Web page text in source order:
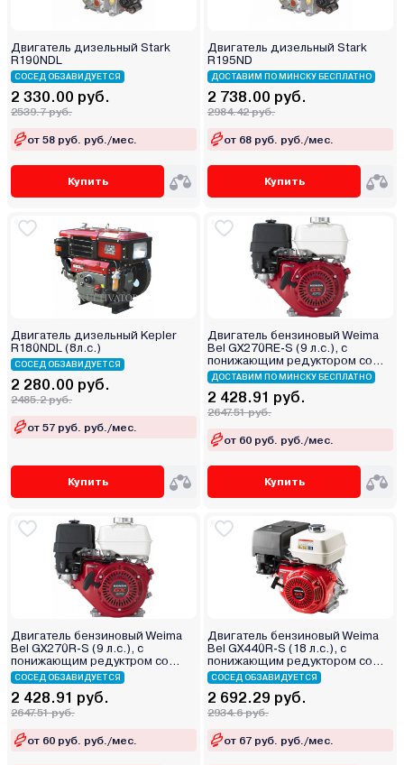
Двигатель дизельный Stark
R190NDL
СОСЕД ОБЗАВИДУЕТСЯ
2 330.00 руб.
2539.7 руб.
от 58 руб. руб./мес.
Купить
Двигатель дизельный Stark
R195ND
ДОСТАВИМ ПО МИНСКУ БЕСПЛАТНО
2 738.00 руб.
2984.42 руб.
от 68 руб. руб./мес.
Купить
Двигатель дизельный Kepler
R180NDL (8л.с.)
СОСЕД ОБЗАВИДУЕТСЯ
2 280.00 руб.
2485.2 руб.
от 57 руб. руб./мес.
Купить
Двигатель бензиновый Weima
Bel GX270RE-S (9 л.с.), с
понижающим редуктором со
сцеплением и
электростартером
ДОСТАВИМ ПО МИНСКУ БЕСПЛАТНО
2 428.91 руб.
2647.51 руб.
от 60 руб. руб./мес.
Купить
Двигатель бензиновый Weima
Bel GX270R-S (9 л.с.), с
понижающим редуктром со
сцеплением
СОСЕД ОБЗАВИДУЕТСЯ
2 428.91 руб.
2647.51 руб.
от 60 руб. руб./мес.
Двигатель бензиновый Weima
Bel GX440R-S (18 л.с.), с
понижающим редуктором со
сцеплением
СОСЕД ОБЗАВИДУЕТСЯ
2 692.29 руб.
2934.6 руб.
от 67 руб. руб./мес.